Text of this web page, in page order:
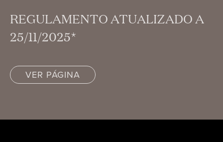
REGULAMENTO ATUALIZADO A
25/11/2025*
VER PÁGINA